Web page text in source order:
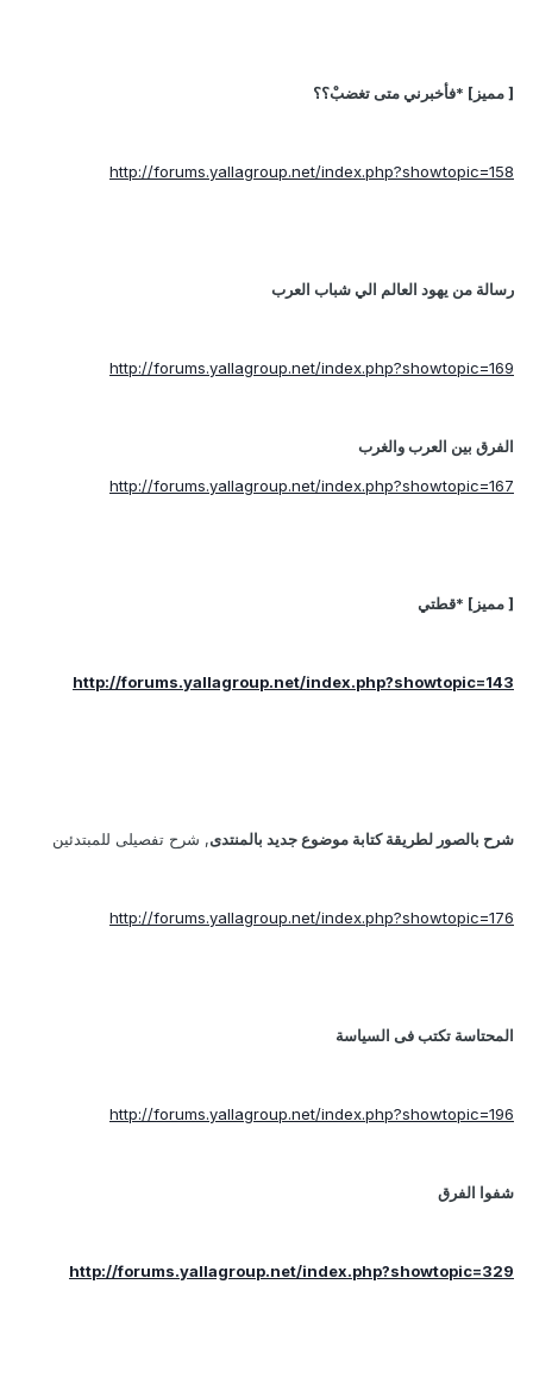
[ مميز] *فأخبرني متى تغضبْ؟؟
http://forums.yallagroup.net/index.php?showtopic=158
رسالة من يهود العالم الي شباب العرب
http://forums.yallagroup.net/index.php?showtopic=169
الفرق بين العرب والغرب
http://forums.yallagroup.net/index.php?showtopic=167
[ مميز] *قطتي
http://forums.yallagroup.net/index.php?showtopic=143
شرح بالصور لطريقة كتابة موضوع جديد بالمنتدى, شرح تفصيلى للمبتدئين
http://forums.yallagroup.net/index.php?showtopic=176
المحتاسة تكتب فى السياسة
http://forums.yallagroup.net/index.php?showtopic=196
شفوا الفرق
http://forums.yallagroup.net/index.php?showtopic=329